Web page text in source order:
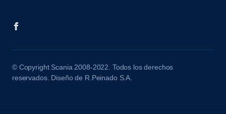
© Copyright Scania 2008-2022. Todos los derechos
reservados. Diseño de R.Peinado S.A.